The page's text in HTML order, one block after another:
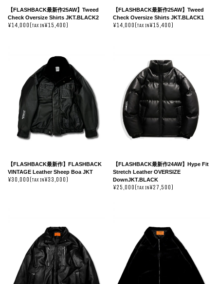
【FLASHBACK最新作25AW】Tweed
Check Oversize Shirts JKT.BLACK2
¥14,000(TAX IN¥15,400)
【FLASHBACK最新作25AW】Tweed
Check Oversize Shirts JKT.BLACK1
¥14,000(TAX IN¥15,400)
【FLASHBACK最新作】FLASHBACK
VINTAGE Leather Sheep Boa JKT
¥30,000(TAX IN¥33,000)
【FLASHBACK最新作24AW】Hype Fit
Stretch Leather OVERSIZE
DownJKT.BLACK
¥25,000(TAX IN¥27,500)